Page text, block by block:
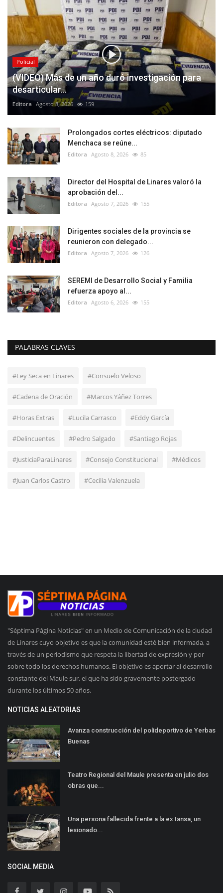
Policial
(VIDEO) Más de un año duró investigación para
desarticular...
Editora Agosto 8, 2026 159
Prolongados cortes eléctricos: diputado
Menchaca se reúne...
Editora Agosto 8, 2026 85
Director del Hospital de Linares valoró la
aprobación del...
Editora Agosto 7, 2026 155
Dirigentes sociales de la provincia se
reunieron con delegado...
Editora Agosto 7, 2026 126
SEREMI de Desarrollo Social y Familia
refuerza apoyo al...
Editora Agosto 6, 2026 155
PALABRAS CLAVES
#Ley Seca en Linares #Consuelo Veloso
#Cadena de Oración #Marcos Yáñez Torres
#Horas Extras #Lucila Carrasco #Eddy García
#Delincuentes #Pedro Salgado #Santiago Rojas
#JusticiaParaLinares #Consejo Constitucional #Médicos
#Juan Carlos Castro #Cecilia Valenzuela
"Séptima Página Noticias" en un Medio de Comunicación de la ciudad
de Linares cuyo objetivo es que la comunidad esté bien informada, a
través de un periodismo que respeta la libertad de expresión y por
sobre todo los derechos humanos. El objetivo es aportar al desarrollo
constante del Maule sur, el que ha sido gravemente postergado
durante los últimos 50 años.
NOTICIAS ALEATORIAS
Avanza construcción del polideportivo de Yerbas
Buenas
Teatro Regional del Maule presenta en julio dos
obras que...
Una persona fallecida frente a la ex Iansa, un
lesionado...
SOCIAL MEDIA